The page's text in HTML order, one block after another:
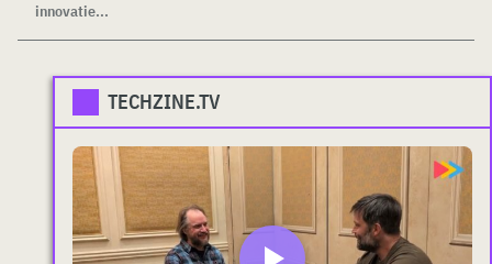
innovatie...
TECHZINE.TV